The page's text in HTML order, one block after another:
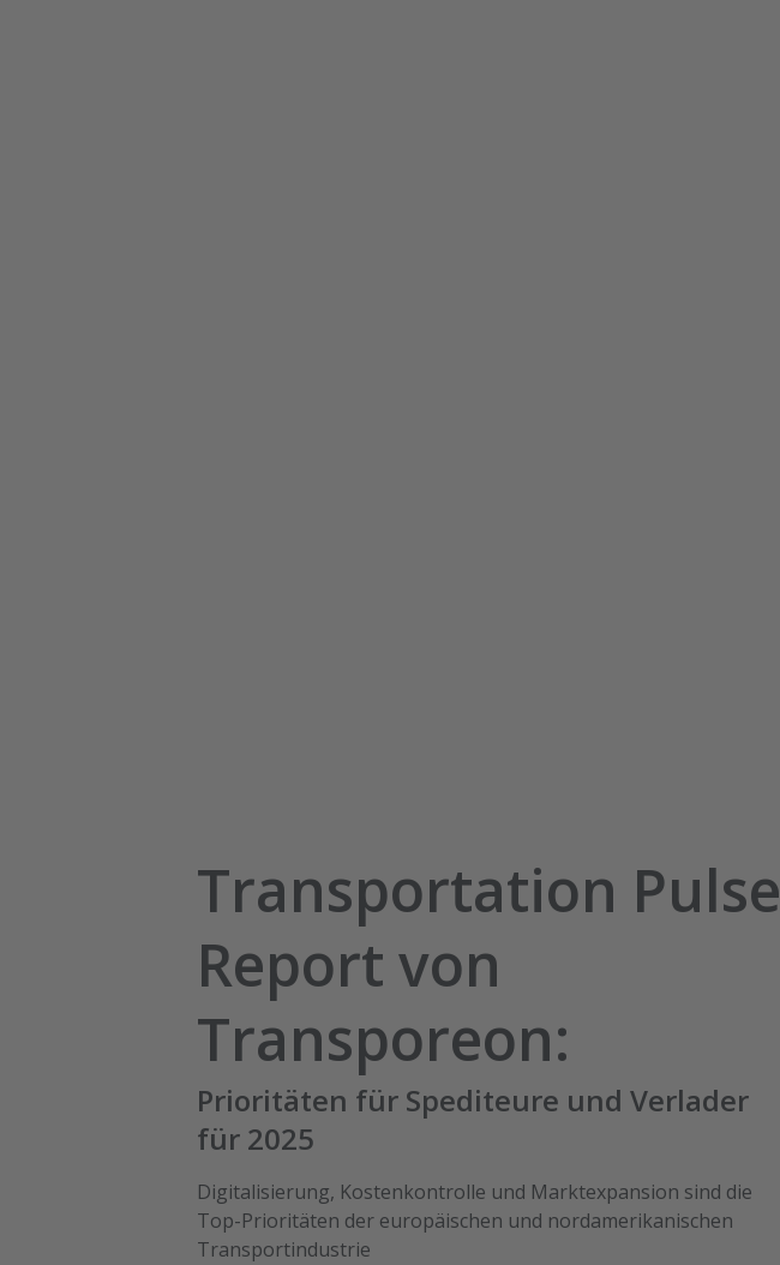
Transportation Pulse
Report von
Transporeon:
Prioritäten für Spediteure und Verlader
für 2025
Digitalisierung, Kostenkontrolle und Marktexpansion sind die
Top-Prioritäten der europäischen und nordamerikanischen
Transportindustrie